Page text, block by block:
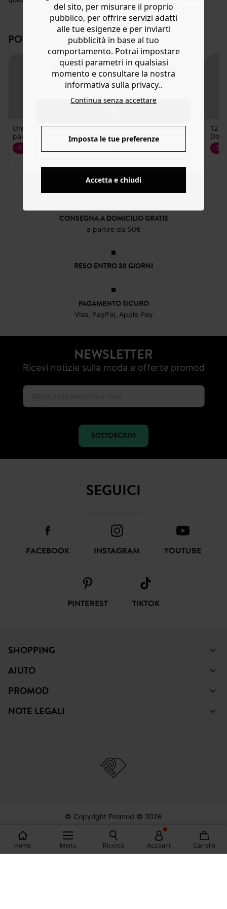
Do you want to be redirected to
www.promod.com ?
Home Menu Ricerca Account Carrello
laccate a righe, elementi punzonati e soli in metallo
martellato color oro. Puoi abbinarli sia a tonalità chiare
come bianco, écru e beige, sia a colori caldi come
terracotta, ruggine e cioccolato. Taglia unica. Solo per
orecchie forate. Ottima idea regalo.
POTREBBERO PIACERTI ANCHE:
Orecchini (2
paia)
-45%
Orecchini a
cerchio fantasia
Orecchini
papavero
12
-
CONSEGNA A DOMICILIO GRATIS
a partire da 50€
RESO ENTRO 30 GIORNI
PAGAMENTO SICURO
Visa, PayPal, Apple Pay
NEWSLETTER
Ricevi notizie sulla moda e offerte promod
SOTTOSCRIVI
SEGUICI
FACEBOOK INSTAGRAM YOUTUBE
PINTEREST TIKTOK
SHOPPING
AIUTO
PROMOD
NOTE LEGALI
© Copyright Promod © 2026
*Visualizza le condizioni
del sito, per misurare il proprio
pubblico, per offrire servizi adatti
alle tue esigenze e per inviarti
pubblicità in base al tuo
comportamento. Potrai impostare
questi parametri in qualsiasi
momento e consultare la nostra
informativa sulla privacy..
Continua senza accettare
Imposta le tue preferenze
Accetta e chiudi